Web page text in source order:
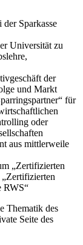
Sparkasse
Universität zu
der
und Markt
für
oder
aus mittlerweile
„Zertifizierten
RWS“
Thematik des
Seite des